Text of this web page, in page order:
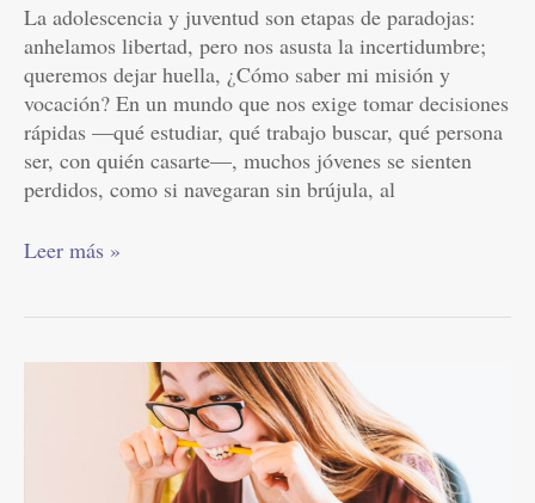
La adolescencia y juventud son etapas de paradojas:
anhelamos libertad, pero nos asusta la incertidumbre;
queremos dejar huella, ¿Cómo saber mi misión y
vocación? En un mundo que nos exige tomar decisiones
rápidas —qué estudiar, qué trabajo buscar, qué persona
ser, con quién casarte—, muchos jóvenes se sienten
perdidos, como si navegaran sin brújula, al
Leer más »